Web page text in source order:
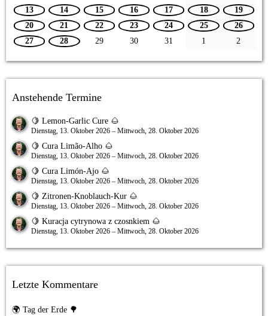
13
14 15 16 17 18
19
20
21 22 23 24 25
26
27
28 29 30 31 1 2
Anstehende Termine
🍋 Lemon-Garlic Cure 🌰
Dienstag, 13. Oktober 2026 – Mittwoch, 28. Oktober 2026
🍋 Cura Limão-Alho 🌰
Dienstag, 13. Oktober 2026 – Mittwoch, 28. Oktober 2026
🍋 Cura Limón-Ajo 🌰
Dienstag, 13. Oktober 2026 – Mittwoch, 28. Oktober 2026
🍋 Zitronen-Knoblauch-Kur 🌰
Dienstag, 13. Oktober 2026 – Mittwoch, 28. Oktober 2026
🍋 Kuracja cytrynowa z czosnkiem 🌰
Dienstag, 13. Oktober 2026 – Mittwoch, 28. Oktober 2026
Letzte Kommentare
🌍 Tag der Erde 🌳